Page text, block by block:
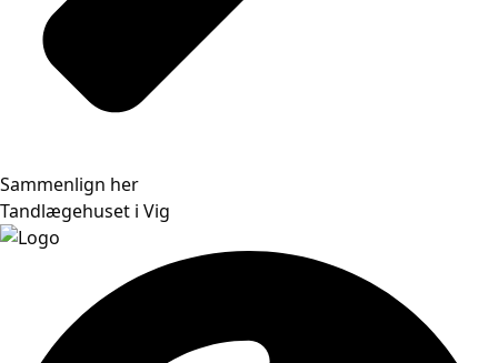
Sammenlign her
Tandlægehuset i Vig